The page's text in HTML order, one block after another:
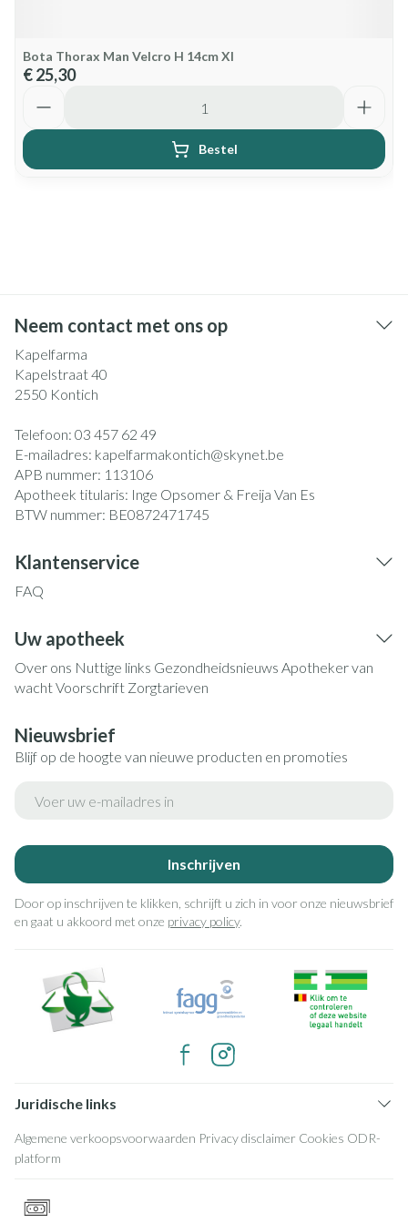
Bota Thorax Man Velcro H 14cm Xl
€ 25,30
Bestel
Neem contact met ons op
Kapelfarma
Kapelstraat 40
2550 Kontich
Telefoon: 03 457 62 49
E-mailadres: kapelfarmakontich@skynet.be
APB nummer: 113106
Apotheek titularis: Inge Opsomer & Freija Van Es
BTW nummer: BE0872471745
Klantenservice
FAQ
Uw apotheek
Over ons Nuttige links Gezondheidsnieuws Apotheker van
wachtVoorschrift Zorgtarieven
Nieuwsbrief
Blijf op de hoogte van nieuwe producten en promoties
Inschrijven
Door op inschrijven te klikken, schrijft u zich in voor onze nieuwsbrief
en gaat u akkoord met onze privacy policy.
Juridische links
Algemene verkoopsvoorwaarden Privacy disclaimer Cookies ODR-
platform